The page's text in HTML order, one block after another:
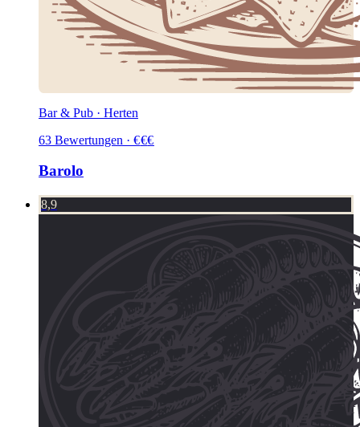
Bar & Pub · Herten
63 Bewertungen · €€€
Barolo
8,9